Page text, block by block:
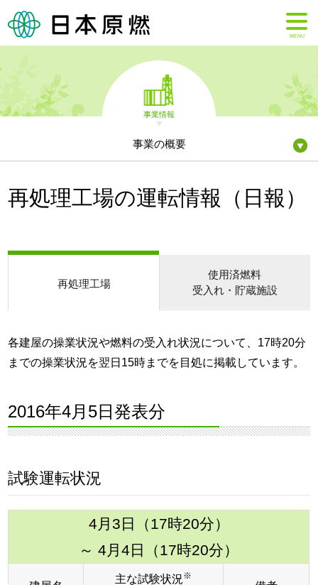
MENU
事業情報
事業の概要
再処理工場の運転情報（日報）
再処理工場
使用済燃料
受入れ・貯蔵施設
各建屋の操業状況や燃料の受入れ状況について、17時20分
までの操業状況を翌日15時までを目処に掲載しています。
2016年4月5日発表分
試験運転状況
4月3日（17時20分）
～ 4月4日（17時20分）
主な試験状況※